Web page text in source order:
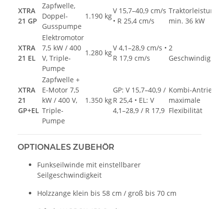
XTRA
21 GP
Zapfwelle,
Doppel-
Gusspumpe
1.190 kg
V 15,7–40,9 cm/s
• R 25,4 cm/s
Traktorleistung
min. 36 kW
XTRA
21 EL
Elektromotor
7,5 kW / 400
V, Triple-
Pumpe
1.280 kg
V 4,1–28,9 cm/s •
R 17,9 cm/s
2
XTRA
21
GP+EL
Zapfwelle +
E-Motor 7,5
kW / 400 V,
Triple-
Pumpe
1.350 kg
GP: V 15,7–40,9 /
R 25,4 • EL: V
4,1–28,9 / R 17,9
Kombi-Antrieb
maximale
Flexibilität
OPTIONALES ZUBEHÖR
Funkseilwinde mit einstellbarer
Seilgeschwindigkeit
Holzzange klein bis 58 cm / groß bis 70 cm